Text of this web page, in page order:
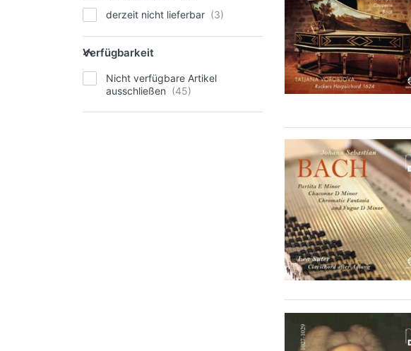
derzeit nicht lieferbar
Verfügbarkeit
Nicht verfügbare Artikel
ausschließen